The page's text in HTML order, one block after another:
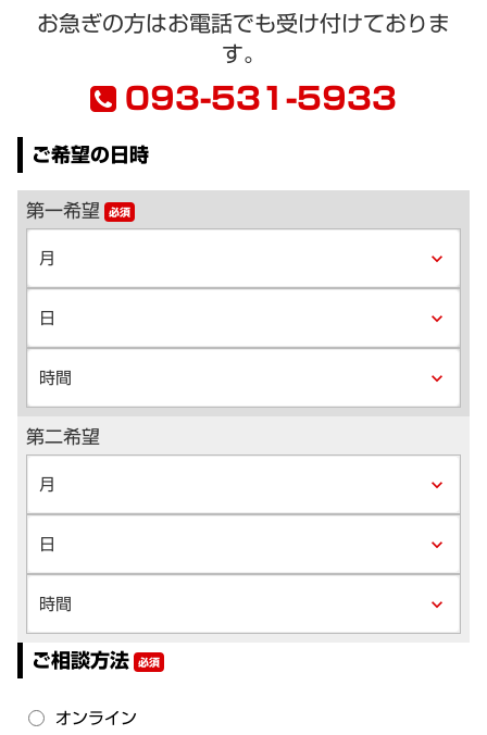
お急ぎの方はお電話でも受け付けておりま
す。
093-531-5933
ご希望の日時
第一希望 必須
keyboard_arrow_down
keyboard_arrow_down
keyboard_arrow_down
第二希望
keyboard_arrow_down
keyboard_arrow_down
keyboard_arrow_down
ご相談方法 必須
オンライン